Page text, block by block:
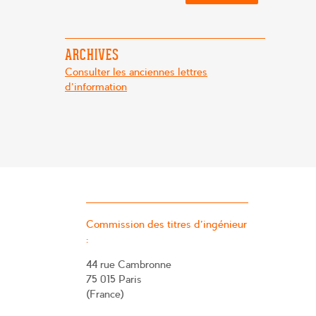
ARCHIVES
Consulter les anciennes lettres
d'information
Commission des titres d’ingénieur
:
44 rue Cambronne
75 015 Paris
(France)